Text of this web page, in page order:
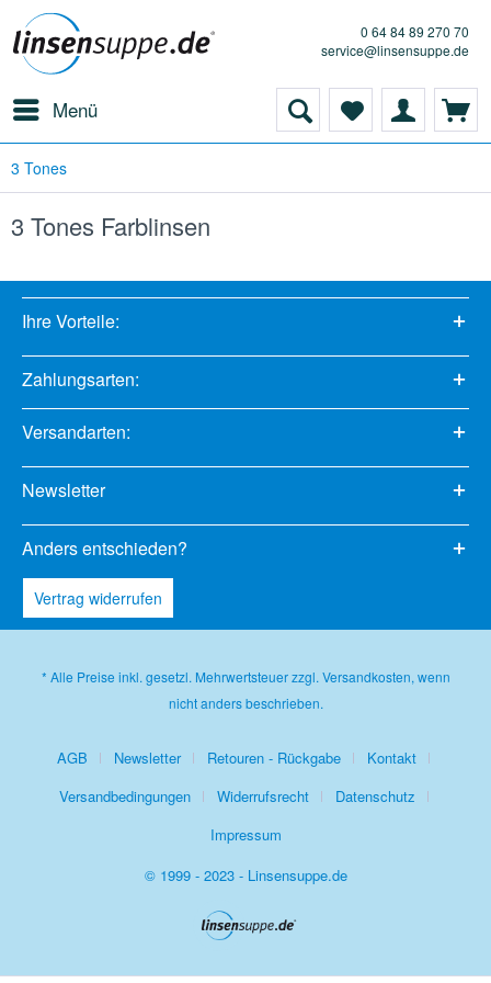
0 64 84 89 270 70
service@linsensuppe.de
Menü
3 Tones
3 Tones Farblinsen
Ihre Vorteile:
Zahlungsarten:
Versandarten:
Newsletter
Anders entschieden?
Vertrag widerrufen
* Alle Preise inkl. gesetzl. Mehrwertsteuer zzgl. Versandkosten, wenn
nicht anders beschrieben.
AGB Newsletter Retouren - Rückgabe
Kontakt
Versandbedingungen
Widerrufsrecht
Datenschutz
Impressum
© 1999 - 2023 - Linsensuppe.de